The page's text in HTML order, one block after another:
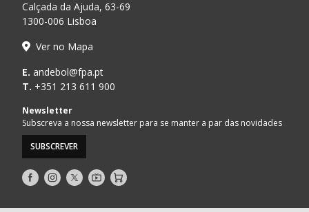
Calçada da Ajuda, 63-69
1300-006 Lisboa
Ver no Mapa
E. andebol@fpa.pt
T. +351 213 611 900
Newsletter
Subscreva a nossa newsletter para se manter a par das novidades
SUBSCREVER
Siga-
nos
no
Siga-
nos
no
Siga-
nos
no
AndebolTV
Loja